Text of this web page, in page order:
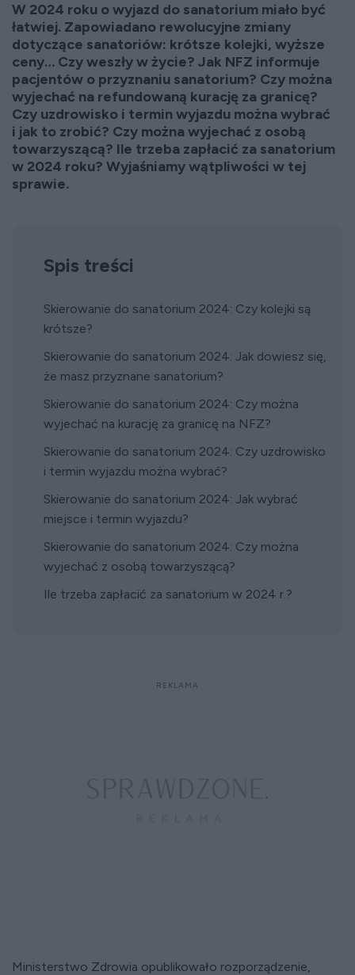
W 2024 roku o wyjazd do sanatorium miało być
łatwiej. Zapowiadano rewolucyjne zmiany
dotyczące sanatoriów: krótsze kolejki, wyższe
ceny… Czy weszły w życie? Jak NFZ informuje
pacjentów o przyznaniu sanatorium? Czy można
wyjechać na refundowaną kurację za granicę?
Czy uzdrowisko i termin wyjazdu można wybrać
i jak to zrobić? Czy można wyjechać z osobą
towarzyszącą? Ile trzeba zapłacić za sanatorium
w 2024 roku? Wyjaśniamy wątpliwości w tej
sprawie.
Spis treści
Skierowanie do sanatorium 2024: Czy kolejki są
krótsze?
Skierowanie do sanatorium 2024: Jak dowiesz się,
że masz przyznane sanatorium?
Skierowanie do sanatorium 2024: Czy można
wyjechać na kurację za granicę na NFZ?
Skierowanie do sanatorium 2024: Czy uzdrowisko
i termin wyjazdu można wybrać?
Skierowanie do sanatorium 2024: Jak wybrać
miejsce i termin wyjazdu?
Skierowanie do sanatorium 2024: Czy można
wyjechać z osobą towarzyszącą?
Ile trzeba zapłacić za sanatorium w 2024 r.?
Ministerstwo Zdrowia opublikowało rozporządzenie,